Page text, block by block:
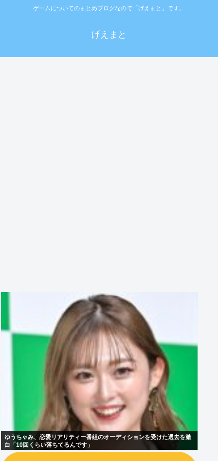
ゲームについてのまとめブログなので「げえまと」です。
げえまと
ゆうちゃみ、恋愛リアリティー番組のオーディションを受けた過去を激
白「10回くらい落ちてるんです」